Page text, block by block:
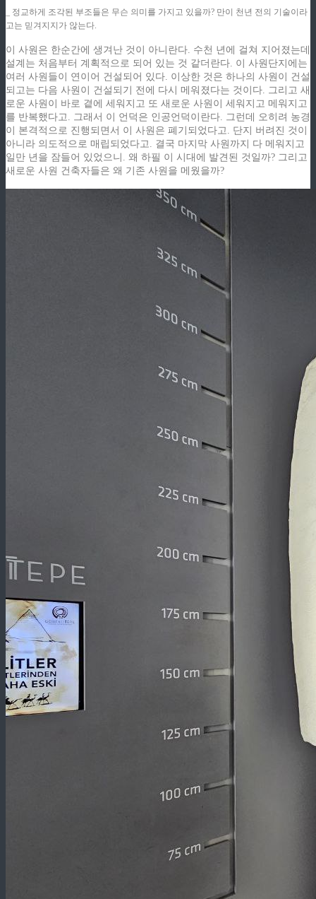
_ 정교하게 조각된 부조들은 무슨 의미를 가지고 있을까? 만이 천년 전의 기술이라
고는 믿겨지지가 않는다.
이 사원은 한순간에 생겨난 것이 아니란다. 수천 년에 걸쳐 지어졌는데
설계는 처음부터 계획적으로 되어 있는 것 같더란다. 이 사원단지에는
여러 사원들이 연이어 건설되어 있다. 이상한 것은 하나의 사원이 건설
되고는 다음 사원이 건설되기 전에 다시 메워졌다는 것이다. 그리고 새
로운 사원이 바로 곁에 세워지고 또 새로운 사원이 세워지고 메워지고
를 반복했다고. 그래서 이 언덕은 인공언덕이란다. 그런데 오히려 농경
이 본격적으로 진행되면서 이 사원은 폐기되었다고. 단지 버려진 것이
아니라 의도적으로 매립되었다고. 결국 마지막 사원까지 다 메워지고
일만 년을 잠들어 있었으니. 왜 하필 이 시대에 발견된 것일까? 그리고
새로운 사원 건축자들은 왜 기존 사원을 메웠을까?